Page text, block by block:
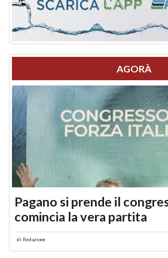
AGORÀ
Pagano si prende il
comincia la vera partita
di Redazione